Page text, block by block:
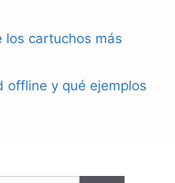
los cartuchos más
offline y qué ejemplos